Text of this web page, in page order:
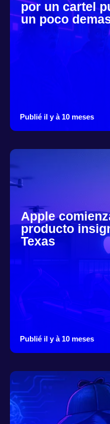
por un cartel
un poco
Publié il y à 10 meses
Apple
producto
Texas
Publié il y à 10 meses